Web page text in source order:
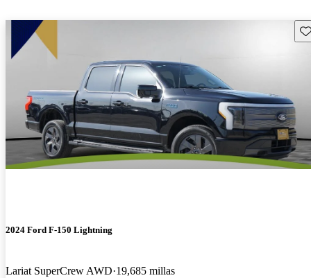
2024 Ford F-150 Lightning
Lariat SuperCrew AWD 19,685 millas